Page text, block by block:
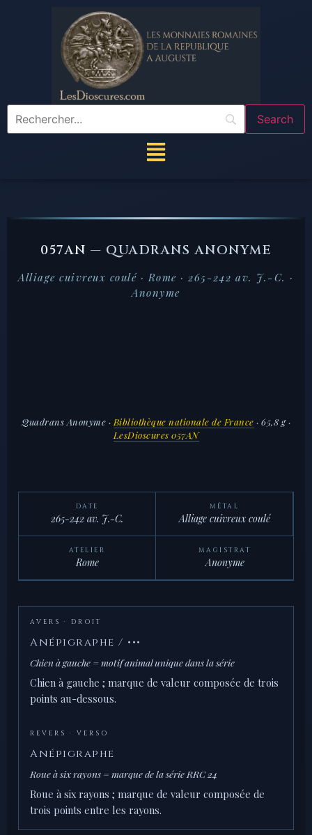
057AN — QUADRANS ANONYME
Alliage cuivreux coulé · Rome · 265-242 av. J.-C. ·
Anonyme
Quadrans Anonyme · Bibliothèque nationale de France · 65,8 g ·
LesDioscures 057AN
DATE
265-242 av. J.-C.
MÉTAL
Alliage cuivreux coulé
ATELIER
Rome
MAGISTRAT
Anonyme
AVERS · DROIT
Anépigraphe / •••
Chien à gauche = motif animal unique dans la série
Chien à gauche ; marque de valeur composée de trois
points au-dessous.
REVERS · VERSO
Anépigraphe
Roue à six rayons = marque de la série RRC 24
Roue à six rayons ; marque de valeur composée de
trois points entre les rayons.